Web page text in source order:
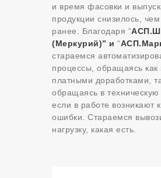
и время фасовки и
продукции снизилось,
ранее. Благодаря “
(Меркурий)” и “
стараемся
процессы, обращаясь как
платными доработками,
обращаясь в техническую
если в работе возникают
ошибки. Стараемся
нагрузку, какая есть.